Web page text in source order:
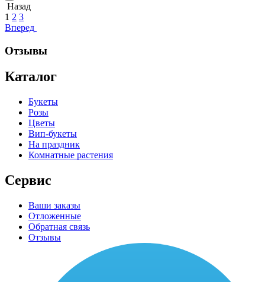
Назад
1 2 3
Вперед
Отзывы
Каталог
Букеты
Розы
Цветы
Вип-букеты
На праздник
Комнатные растения
Сервис
Ваши заказы
Отложенные
Обратная связь
Отзывы